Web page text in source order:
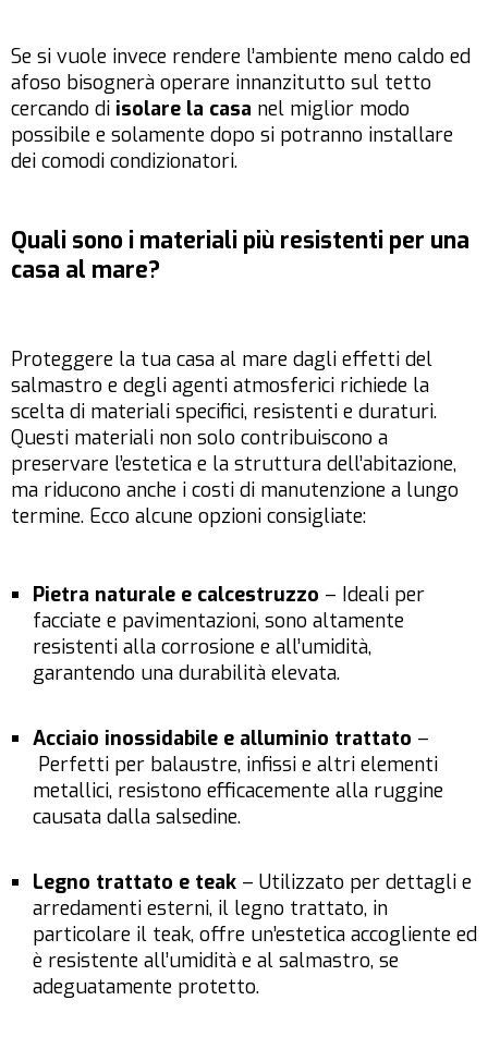
Se si vuole invece rendere l’ambiente meno caldo ed
afoso bisognerà operare innanzitutto sul tetto
cercando di isolare la casa nel miglior modo
possibile e solamente dopo si potranno installare
dei comodi condizionatori.
Quali sono i materiali più resistenti per una
casa al mare?
Proteggere la tua casa al mare dagli effetti del
salmastro e degli agenti atmosferici richiede la
scelta di materiali specifici, resistenti e duraturi.
Questi materiali non solo contribuiscono a
preservare l’estetica e la struttura dell’abitazione,
ma riducono anche i costi di manutenzione a lungo
termine. Ecco alcune opzioni consigliate:
Pietra naturale e calcestruzzo – Ideali per
facciate e pavimentazioni, sono altamente
resistenti alla corrosione e all’umidità,
garantendo una durabilità elevata.
Acciaio inossidabile e alluminio trattato –
Perfetti per balaustre, infissi e altri elementi
metallici, resistono efficacemente alla ruggine
causata dalla salsedine.
Legno trattato e teak – Utilizzato per dettagli e
arredamenti esterni, il legno trattato, in
particolare il teak, offre un’estetica accogliente ed
è resistente all’umidità e al salmastro, se
adeguatamente protetto.